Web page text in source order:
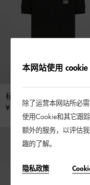
标牌羊毛 Polo 针织衫
¥ 8,300
本网站使用 cookie
除了运营本网站所必
使用Cookie和其它跟
额外的服务，以评估
趣的了解。
隐私政策